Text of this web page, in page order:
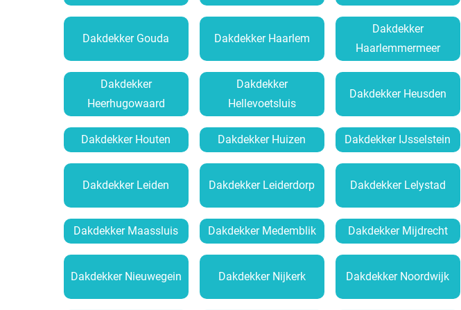
Dakdekker Gouda Dakdekker Haarlem
Dakdekker
Haarlemmermeer
Dakdekker
Heerhugowaard
Dakdekker
Hellevoetsluis
Dakdekker Heusden
Dakdekker Houten Dakdekker Huizen Dakdekker IJsselstein
Dakdekker Leiden Dakdekker Leiderdorp Dakdekker Lelystad
Dakdekker Maassluis Dakdekker Medemblik Dakdekker Mijdrecht
Dakdekker Nieuwegein Dakdekker Nijkerk Dakdekker Noordwijk